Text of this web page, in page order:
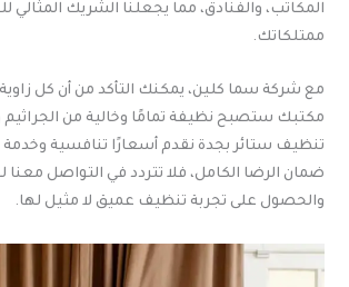
المكاتب، والفنادق، مما يجعلنا الشريك
ممتلكاتك.
مع شركة سما كلين، يمكنك التأكد من أن كل
مكتبك ستصبح نظيفة تمامًا وخالية من الجراثيم
تنظيف ستائر بجدة نقدم أسعارًا تنافسية وخدمة
ضمان الرضا الكامل، فلا تتردد في التواصل معنا
والحصول على تجربة تنظيف عميق لا مثيل لها.